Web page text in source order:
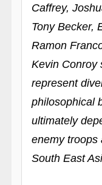
Caffrey,
Tony Becker,
Ramon
Kevin Conroy
represent
philosophical
ultimately
enemy troops
South East